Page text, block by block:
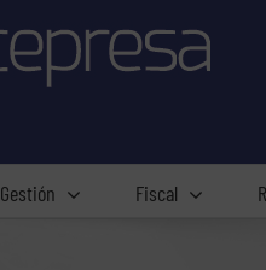
Gestión Fiscal